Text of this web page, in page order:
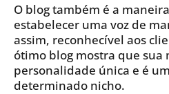
O blog também é a
estabelecer uma voz de
assim, reconhecível aos
ótimo blog mostra que sua
personalidade única e é
determinado nicho.